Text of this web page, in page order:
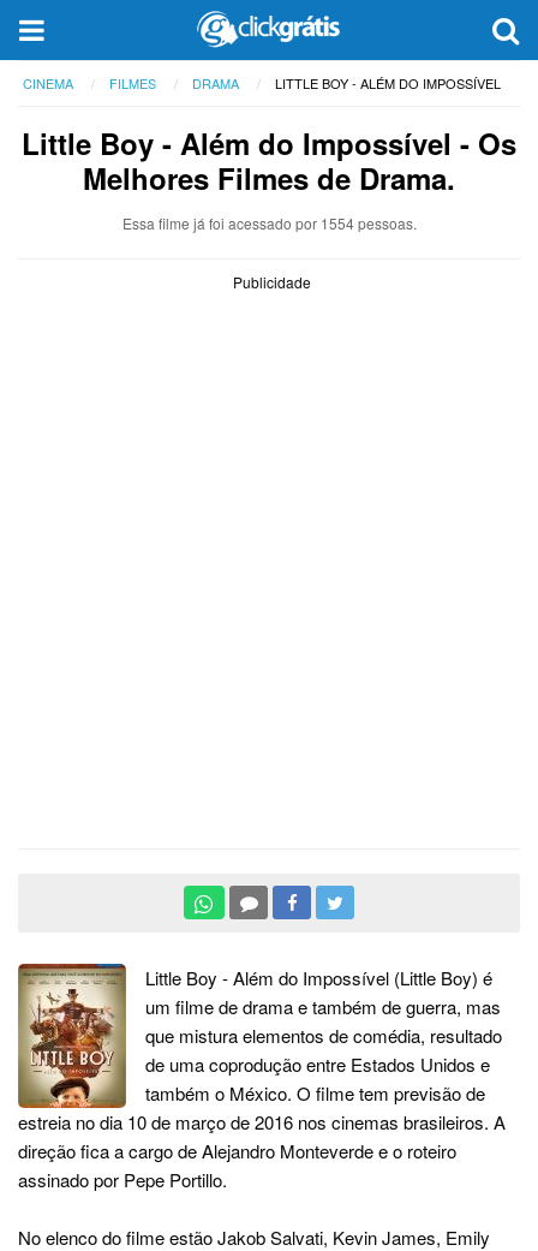
CINEMA FILMES DRAMA LITTLE BOY - ALÉM DO IMPOSSÍVEL
Little Boy - Além do Impossível - Os
Melhores Filmes de Drama.
Essa filme já foi acessado por 1554 pessoas.
Publicidade
Little Boy - Além do Impossível (Little Boy) é
um filme de drama e também de guerra, mas
que mistura elementos de comédia, resultado
de uma coprodução entre Estados Unidos e
também o México. O filme tem previsão de
estreia no dia 10 de março de 2016 nos cinemas brasileiros. A
direção fica a cargo de Alejandro Monteverde e o roteiro
assinado por Pepe Portillo.
No elenco do filme estão Jakob Salvati, Kevin James, Emily